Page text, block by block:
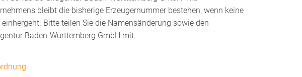
bleibt die bisherige Erzeugernummer bestehen, wenn keine
Bitte teilen Sie die Namensänderung sowie den
Baden-Württemberg GmbH mit.